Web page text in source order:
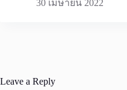
30 เมษายน 2022
Leave a Reply